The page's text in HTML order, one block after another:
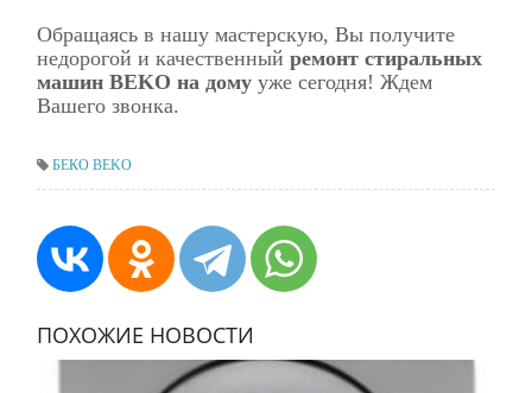
Обращаясь в нашу мастерскую, Вы получите
недорогой и качественныйремонт стиральных
машин BEKO на дому уже сегодня! Ждем
Вашего звонка.
БЕКО BEKO
ПОХОЖИЕ НОВОСТИ